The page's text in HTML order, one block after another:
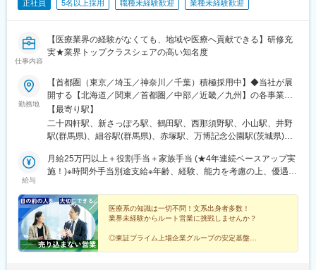
んのびのびと就業しております◎
・まず商品知識等の座学から始まります。研修終了後も月に1度勉
強会があり、新しい商品の知識を身に着けることができます。
・独り立ち後も社用携帯で電話で先輩へ相談をしたり、日報やレ
ポートを全員で共有しコメントをもらいながらフォローいただけ
ます。
■当社の特徴
・創業100年以上の老舗商社で、主に医療、介護、衛生用品の製
・医療や介護、衛生分野において豊富な製品のラインナップがあ
り、現場のニーズに幅広く対応しています。
・厳格な品質管理体制のもとで製造された製品は、高い信頼性と
安全性を持ち、医療・介護現場で評価されています。
・常に新しい技術の開発に力を入れており、製品の改良や新製品
正社員 5名以上採用 職種未経験歓迎 業種未経験歓迎
仕事内容
【医療業界の経験がなくても、地域や医療へ貢献できる】研修充
実★業界トップクラスシェアの高い知名度
勤務地
【首都圏（東京／埼玉／神奈川／千葉）積極採用中】◆当社が展
開する【北海道／関東／首都圏／中部／近畿／九州】の各事業所
へご希望を考慮した上で配属となります。【北海道】北海道【関
東】栃木／群馬／茨城／長野／山梨／新潟【首都圏】東京／埼玉
／神奈川／千葉★積極採用エリア【中部】静岡／愛知／三重／岐
／長崎／熊本／大分／宮崎／鹿児島各事業所の詳細については、
弊社HPよりご確認ください※「企業情報」→「拠点」よりご確認
の就労はありません)
【最寄り駅】
二十四軒駅、新さっぽろ駅、鶴田駅、西那須野駅、小山駅、井野
駅(群馬県)、細谷駅(群馬県)、赤塚駅、万博記念公園駅(茨城県)、
駅、寺尾駅、宮内駅(新潟県)、直江津駅、小川町駅(東京都)、江戸
川橋駅、竹ノ塚駅、小村井駅、井荻駅、志村三丁目駅、学芸大学
台駅(東京都)、北戸田駅、南越谷駅、久喜駅、加茂宮駅、新座駅、
航空公園駅、南古谷駅、ソシオ流通センター駅、三ツ沢上町駅、
並木中央駅、踊場駅、江田駅(神奈川県)、元住吉駅、原当麻駅、社
家駅、藤沢本町駅、井細田駅、県立大学駅、平塚駅、千葉寺駅、
佐倉駅、旭駅(千葉県)、木更津駅、館山駅、茂原駅、東船橋駅、小
給与
月給25万円以上＋役割手当＋家族手当 (★4年連続ベースアップ実
施！)※時間外手当別途支給※年齢、経験、能力を考慮の上、優遇し
医療系の知識は一切不問！文系出身者多数！
業界未経験からルート営業に挑戦しませんか？
◎東証プライム上場企業グループの安定基盤